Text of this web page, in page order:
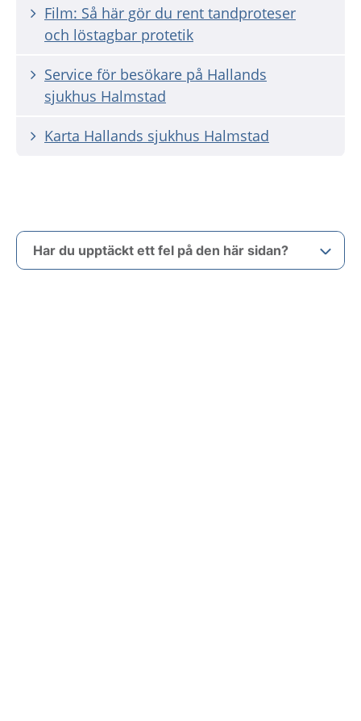
Film: Så här gör du rent tandproteser
och löstagbar protetik
Service för besökare på Hallands
sjukhus Halmstad
Karta Hallands sjukhus Halmstad
Har du upptäckt ett fel på den här sidan?